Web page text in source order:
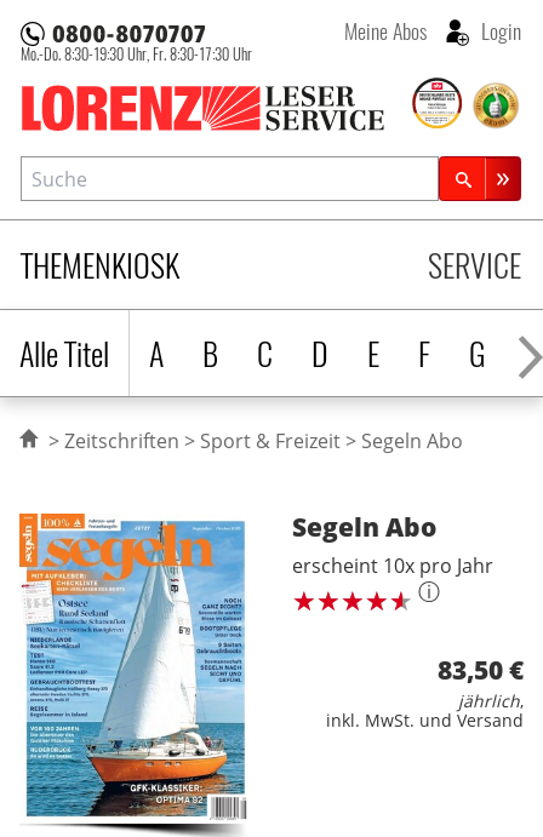
Lorenz Leserservice
Mo.-Do. 8:30-19:30 Uhr, Fr. 8:30-17:30 Uhr
Meine Abos Login
THEMENKIOSK
Alle Titel
A B C D E F G H
SERVICE
Suche
Zeitschriftensuche
Zeitschriften Sport & Freizeit Segeln Abo
Segeln Abo
erscheint 10x pro Jahr
ⓘ
83,50 €
jährlich,
inkl. MwSt. und Versand